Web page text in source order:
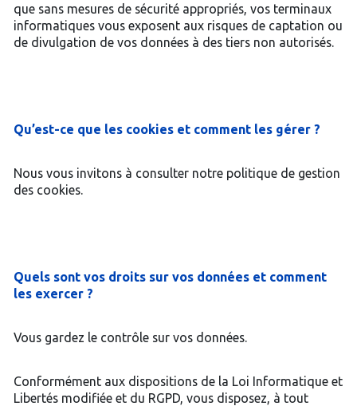
que sans mesures de sécurité appropriés, vos terminaux
informatiques vous exposent aux risques de captation ou
de divulgation de vos données à des tiers non autorisés.
Qu’est-ce que les cookies et comment les gérer ?
Nous vous invitons à consulter notre politique de gestion
des cookies.
Quels sont vos droits sur vos données et comment
les exercer ?
Vous gardez le contrôle sur vos données.
Conformément aux dispositions de la Loi Informatique et
Libertés modifiée et du RGPD, vous disposez, à tout